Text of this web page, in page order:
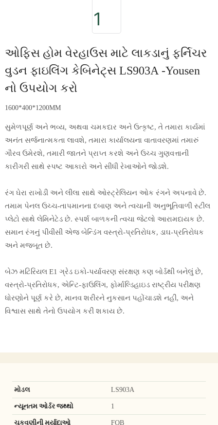
ઓફિસ હોમ વેરહાઉસ માટે લાકડાનું ફર્નિચર
વુડન ફાઇલિંગ કેબિનેટ્સ LS903A -Yousen
નો ઉપયોગ કરો
1600*400*1200MM
સુમેળપૂર્ણ અને ભવ્ય, અથવા ચમકદાર અને ઉત્કૃષ્ટ, તે તમારા કાર્યમાં
અનંત સર્જનાત્મકતા લાવશે, તમારા કાર્યાલયના વાતાવરણમાં તમારું
ગૌરવ ઉમેરશે, તમારી જાતને પ્રાપ્ત કરશે અને ઉચ્ચ ગુણવત્તાની
કારીગરી સાથે સ્પષ્ટ આકારો અને સીધી રેખાઓને જોડશે.
રંગ ઘેરા રાખોડી અને લીલા સાથે ઓસ્ટ્રેલિયન ઓક રંગને અપનાવે છે.
તમામ પેનલ ઉચ્ચ-તાપમાનના દબાણ અને ત્વચાની અનુભૂતિવાળી સ્ટીલ
પ્લેટો સાથે લેમિનેટેડ છે. સ્પર્શ બાળકની ત્વચા જેટલો આરામદાયક છે.
સમાન રંગનું પીવીસી એજ બેન્ડિંગ વસ્ત્રો-પ્રતિરોધક, ડાઘ-પ્રતિરોધક
અને મજબૂત છે.
બેઝ મટિરિયલ E1 ગ્રેડ ઇકો-પર્યાવરણ સંરક્ષણ કણ બોર્ડથી બનેલું છે,
વસ્ત્રો-પ્રતિરોધક, એન્ટિ-ફાઉલિંગ, ફોર્માલ્ડિહાઇડ રાષ્ટ્રીય પરીક્ષણ
ધોરણોને પૂર્ણ કરે છે, માનવ શરીરને નુકસાન પહોંચાડશે નહીં, અને
વિશ્વાસ સાથે તેનો ઉપયોગ કરી શકાય છે.
મોડલ LS903A
ન્યૂનતમ ઓર્ડર જથ્થો 1
ચૂકવણીની મર્યાદાઓ FOB